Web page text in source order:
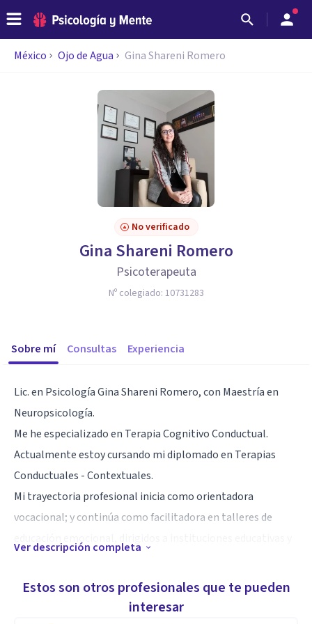
México Ojo de Agua Gina Shareni Romero
No verificado
Gina Shareni Romero
Psicoterapeuta
Nº colegiado: 10731283
Sobre mí Consultas Experiencia
Lic. en Psicología Gina Shareni Romero, con Maestría en
Neuropsicología.
Me he especializado en Terapia Cognitivo Conductual.
Actualmente estoy cursando mi diplomado en Terapias
Conductuales - Contextuales.
Mi trayectoria profesional inicia como orientadora
vocacional; y continúa como facilitadora en talleres de
Mi interés por las emociones y como afectan en la
comportamiento humano ha sido fundamental para apoyar
Ver descripción completa
Estos son otros profesionales que te pueden
interesar